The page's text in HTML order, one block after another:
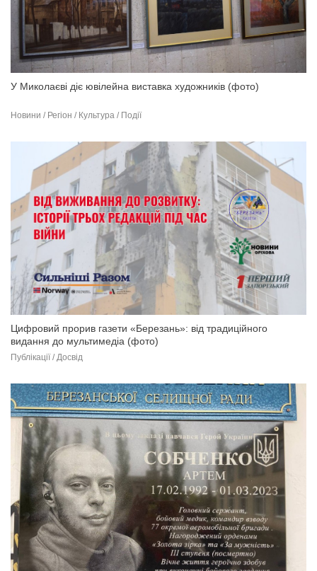
У Миколаєві діє ювілейна виставка художників (фото)
Новини / Регіон / Культура / Події
Цифровий прорив газети «Березань»: від традиційного
видання до мультимедіа (фото)
Публікації / Досвід